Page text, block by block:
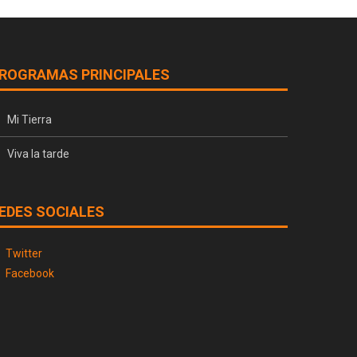
PRINCIPALES
Mi Tierra
Viva la tarde
SOCIALES
Twitter
Facebook